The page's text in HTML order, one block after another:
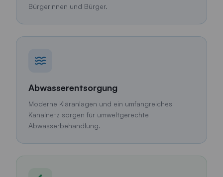
Bürgerinnen und Bürger.
Abwasserentsorgung
Moderne Kläranlagen und ein umfangreiches
Kanalnetz sorgen für umweltgerechte
Abwasserbehandlung.